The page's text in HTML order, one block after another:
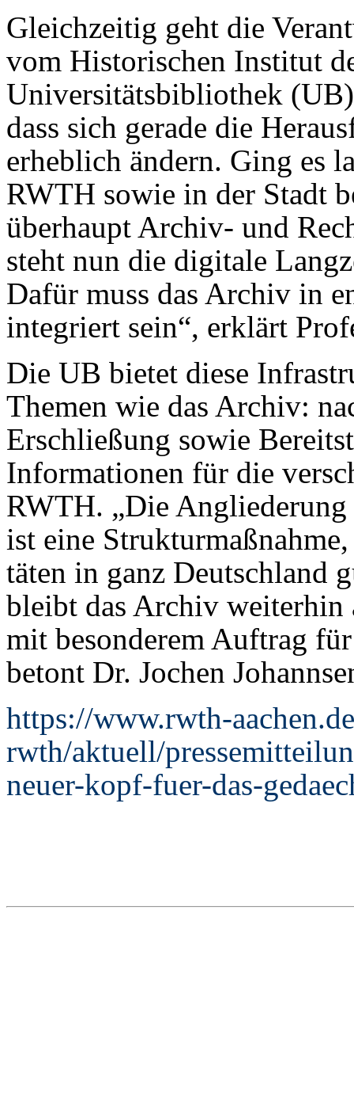
Gleichzeitig geht die
vom Histo­rischen Institut
Universitätsbibliothek
dass sich gerade die
erheblich ändern. Ging es
RWTH sowie in der Stadt
überhaupt Archiv- und
steht nun die digitale
Dafür muss das Archiv in
integriert sein“, erklärt
Die UB bietet diese
Themen wie das Archiv:
Erschließung sowie
Informationen für die
RWTH. „Die
ist eine
täten in ganz Deutschland
bleibt das Archiv
mit besonderem Auftrag
betont Dr. Jochen
https://www.rwth-
rwth/aktuell/
neuer-kopf-fuer-das-